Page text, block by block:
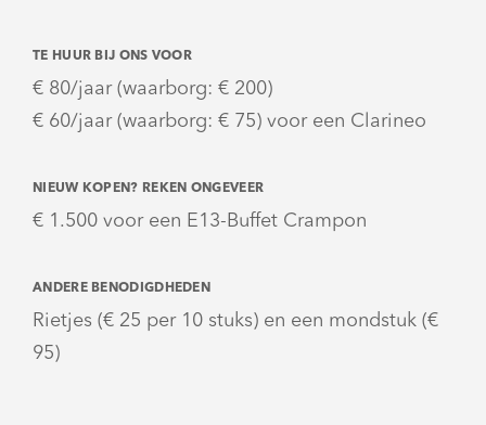
TE HUUR BIJ ONS VOOR
€ 80/jaar (waarborg: € 200)
€ 60/jaar (waarborg: € 75) voor een Clarineo
NIEUW KOPEN? REKEN ONGEVEER
€ 1.500 voor een E13-Buffet Crampon
ANDERE BENODIGDHEDEN
Rietjes (€ 25 per 10 stuks) en een mondstuk (€
95)